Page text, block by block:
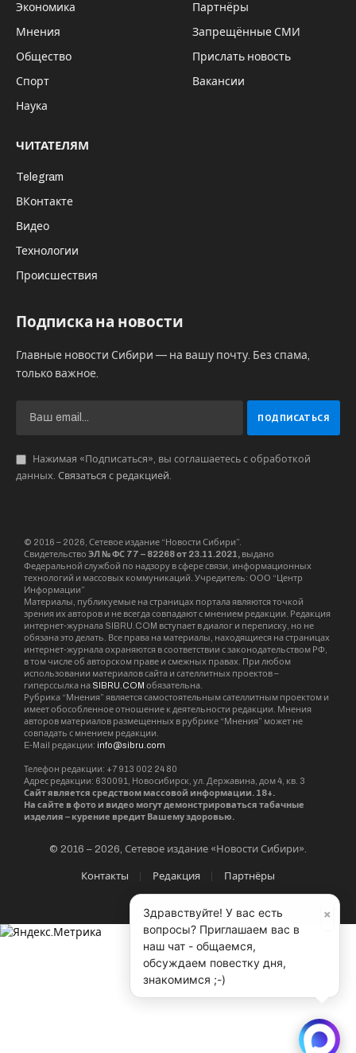
Экономика
Мнения
Общество
Спорт
Наука
Партнёры
Запрещённые СМИ
Прислать новость
Вакансии
ЧИТАТЕЛЯМ
Telegram
ВКонтакте
Видео
Технологии
Происшествия
Подписка на новости
Главные новости Сибири — на вашу почту. Без спама,
только важное.
Нажимая «Подписаться», вы соглашаетесь с обработкой
данных. Связаться с редакцией
© 2016 – 2026, Сетевое издание “Новости Сибири”.
Свидетельство ЭЛ № ФС 77 – 82268 от 23.11.2021, выдано
Федеральной службой по надзору в сфере связи, информационных
технологий и массовых коммуникаций. Учредитель: ООО “Центр
Информации”
Материалы, публикуемые на страницах портала являются точкой
зрения их авторов и не всегда совпадают с мнением редакции. Редакция
интернет-журнала SIBRU.COM вступает в диалог и переписку, но не
обязана это делать. Все права на материалы, находящиеся на страницах
интернет-журнала охраняются в соответствии с законодательством РФ,
в том числе об авторском праве и смежных правах. При любом
использовании материалов сайта и сателлитных проектов –
гиперссылка на SIBRU.COM обязательна.
Рубрика “Мнения” является самостоятельным сателлитным проектом и
имеет обособленное отношение к деятельности редакции. Мнения
авторов материалов размещенных в рубрике “Мнения” может не
совпадать с мнением редакции.
E-Mail редакции: info@sibru.com
Телефон редакции: +7 913 002 24 80
Адрес редакции: 630091, Новосибирск, ул. Державина, дом 4, кв. 3
Сайт является средством массовой информации. 18+.
На сайте в фото и видео могут демонстрироваться табачные
изделия – курение вредит Вашему здоровью.
© 2016 – 2026, Сетевое издание «Новости Сибири».
Контакты Редакция Партнёры
×
Здравствуйте! У вас есть
вопросы? Приглашаем вас в
наш чат - общаемся,
обсуждаем повестку дня,
знакомимся ;-)